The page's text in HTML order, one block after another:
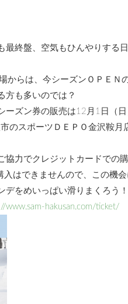
最終盤、空気もひんやりする
からは、今シーズンＯＰＥＮ
方も多いのでは？
ーズン券の販売は12月1日（日
のスポーツＤＥＰＯ金沢鞍月
協力でクレジットカードでの
はできませんので、この機
をめいっぱい滑りまくろう！
www.sam-hakusan.com/ticket/